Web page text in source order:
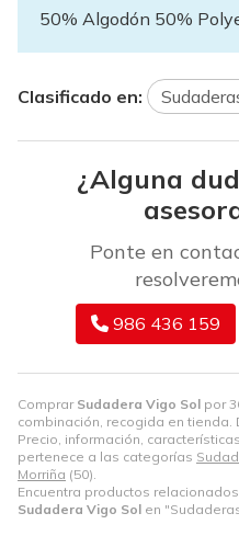
Comprar Sudadera Vigo Sol por
combinación, recogida en tienda.
Precio, información,
pertenece a las categorías
Morriña (50).
Encuentra productos
Sudadera Vigo Sol en
50% Algodón 50%
Clasificado en:
¿Alguna
Ponte en
986 436 159